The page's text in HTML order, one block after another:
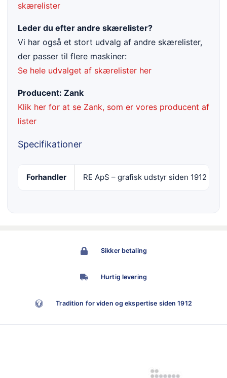
skærelister
Leder du efter andre skærelister?
Vi har også et stort udvalg af andre skærelister,
der passer til flere maskiner:
Se hele udvalget af skærelister her
Producent: Zank
Klik her for at se Zank, som er vores producent af
lister
Specifikationer
Forhandler RE ApS – grafisk udstyr siden 1912
Sikker betaling
Hurtig levering
Tradition for viden og ekspertise siden 1912